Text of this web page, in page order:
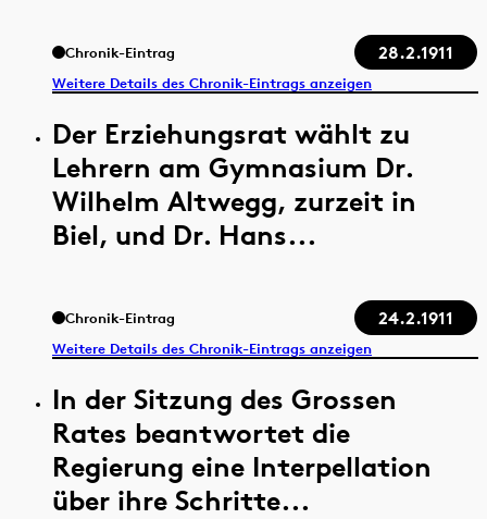
Chronik-Eintrag 28.2.1911
Weitere Details des Chronik-Eintrags anzeigen
Der Erziehungsrat wählt zu
Lehrern am Gymnasium Dr.
Wilhelm Altwegg, zurzeit in
Biel, und Dr. Hans...
Chronik-Eintrag 24.2.1911
Weitere Details des Chronik-Eintrags anzeigen
In der Sitzung des Grossen
Rates beantwortet die
Regierung eine Interpellation
über ihre Schritte...